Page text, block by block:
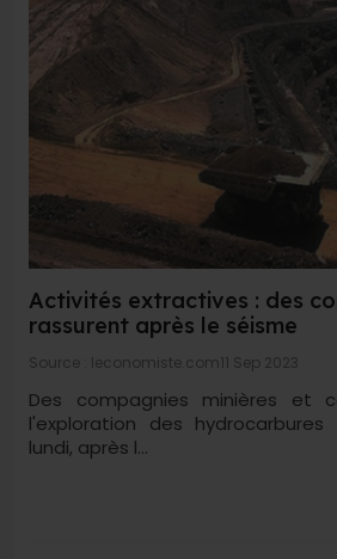
Activités extractives : des
rassurent après le séisme
Source : leconomiste.com11 Sep 2023
Des compagnies minières et
l'exploration des
lundi, après l...